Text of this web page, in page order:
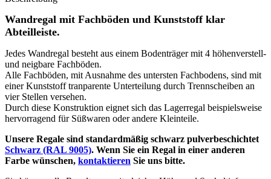
Wandregal mit Fachböden und Kunststoff klar
Abteilleiste.
Jedes Wandregal besteht aus einem Bodenträger mit 4 höhenverstell-
und neigbare Fachböden.
Alle Fachböden, mit Ausnahme des untersten Fachbodens, sind mit
einer Kunststoff tranparente Unterteilung durch Trennscheiben an
vier Stellen versehen.
Durch diese Konstruktion eignet sich das Lagerregal beispielsweise
hervorragend für Süßwaren oder andere Kleinteile.
Unsere Regale sind standardmäßig schwarz pulverbeschichtet
Schwarz (RAL 9005). Wenn Sie ein Regal in einer anderen
Farbe wünschen, kontaktieren Sie uns bitte.